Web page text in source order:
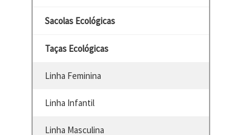
Sacolas Ecológicas
Taças Ecológicas
Linha Feminina
Linha Infantil
Linha Masculina